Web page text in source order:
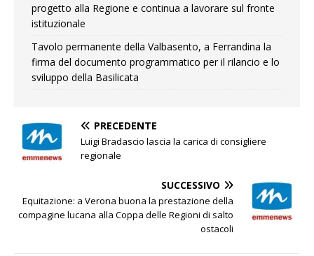
progetto alla Regione e continua a lavorare sul fronte
istituzionale
Tavolo permanente della Valbasento, a Ferrandina la
firma del documento programmatico per il rilancio e lo
sviluppo della Basilicata
PRECEDENTE
Luigi Bradascio lascia la carica di consigliere
regionale
SUCCESSIVO
Equitazione: a Verona buona la prestazione della
compagine lucana alla Coppa delle Regioni di salto
ostacoli